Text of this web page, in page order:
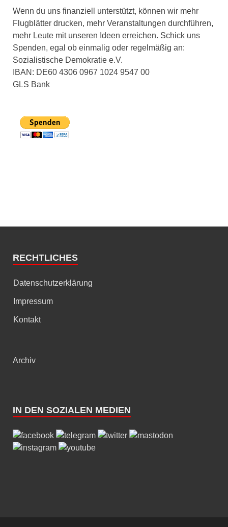
Wenn du uns finanziell unterstützt, können wir mehr
Flugblätter drucken, mehr Veranstaltungen durchführen,
mehr Leute mit unseren Ideen erreichen. Schick uns
Spenden, egal ob einmalig oder regelmäßig an:
Sozialistische Demokratie e.V.
IBAN: DE60 4306 0967 1024 9547 00
GLS Bank
RECHTLICHES
Datenschutzerklärung
Impressum
Kontakt
Archiv
IN DEN SOZIALEN MEDIEN